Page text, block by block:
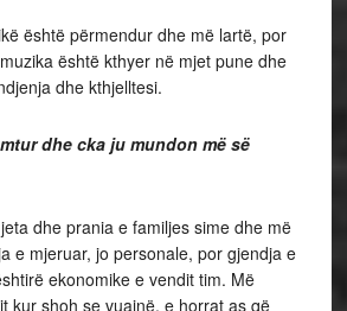
është përmendur dhe më lartë, por
është kthyer në mjet pune dhe
dhe kthjelltesi.
dhe cka ju mundon më së
dhe prania e familjes sime dhe më
e mjeruar, jo personale, por gjendja e
ekonomike e vendit tim. Më
kur shoh se vuajnë, e horrat as që